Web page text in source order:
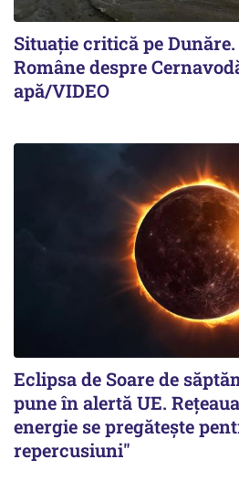
Situație critică pe Dunăre.
Române despre
apă/VIDEO
Eclipsa de Soare de
pune în alertă UE.
energie se pregătește
repercusiuni"